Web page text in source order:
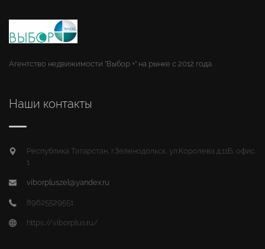
Агентство недвижимости "Выбор +" на рынке с 2012 года.
Наши контакты
Республика Татарстан, г.Зеленодольск, ул.Королева д.11Б, офис
1
viborpluszel@yandex.ru
89625529551
https://viborplus.ru/